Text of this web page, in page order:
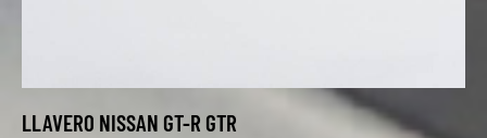
LLAVERO NISSAN GT-R GTR